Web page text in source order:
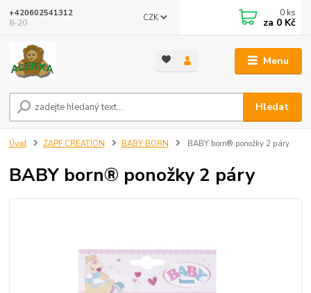
Menu
CZK
Hledat
+420602541312
8-20
0 ks
za 0 Kč
Úvod ZAPF CREATION BABY BORN BABY born® ponožky 2 páry
BABY born® ponožky 2 páry